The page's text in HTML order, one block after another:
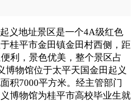
义地址景区是一个4A级红色
桂平市金田镇金田村西侧，距
利，景色优美，整个景区占
博物馆位于太平天国金田起义
积7000平方米。经主管部门
博物馆为桂平市高校毕业生就